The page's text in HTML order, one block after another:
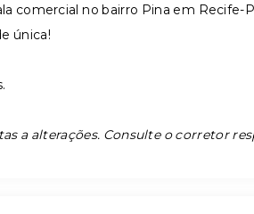
comercial no bairro Pina em Recife-
única!
a alterações. Consulte o corretor